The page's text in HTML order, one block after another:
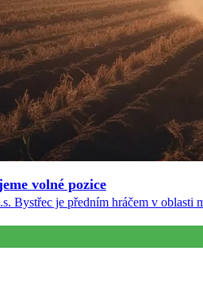
volné pozice
Bystřec je předním hráčem v